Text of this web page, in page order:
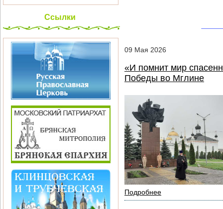
Ссылки
09 Мая 2026
«И помнит мир
Победы во Мглине
Подробнее